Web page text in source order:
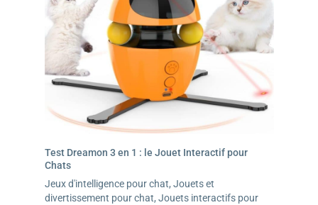
Test Dreamon 3 en 1 : le Jouet Interactif pour
Chats
Jeux d'intelligence pour chat, Jouets et
divertissement pour chat, Jouets interactifs pour